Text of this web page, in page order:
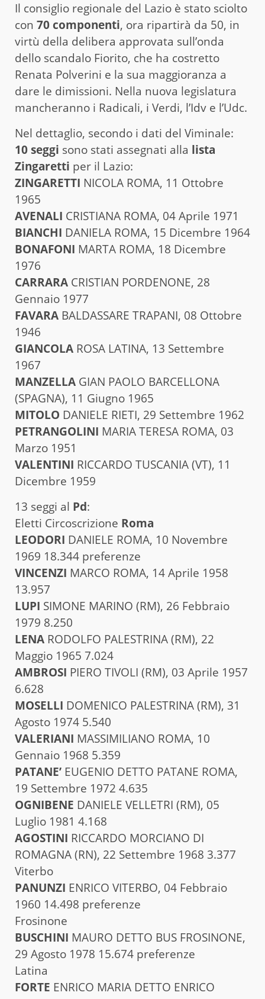
Il consiglio regionale del Lazio è stato sciolto
con 70 componenti, ora ripartirà da 50, in
virtù della delibera approvata sull’onda
dello scandalo Fiorito, che ha costretto
Renata Polverini e la sua maggioranza a
dare le dimissioni. Nella nuova legislatura
mancheranno i Radicali, i Verdi, l’Idv e l’Udc.
Nel dettaglio, secondo i dati del Viminale:
10 seggi sono stati assegnati alla lista
Zingaretti per il Lazio:
ZINGARETTI NICOLA ROMA, 11 Ottobre
1965
AVENALI CRISTIANA ROMA, 04 Aprile 1971
BIANCHI DANIELA ROMA, 15 Dicembre 1964
BONAFONI MARTA ROMA, 18 Dicembre
1976
CARRARA CRISTIAN PORDENONE, 28
Gennaio 1977
FAVARA BALDASSARE TRAPANI, 08 Ottobre
1946
GIANCOLA ROSA LATINA, 13 Settembre
1967
MANZELLA GIAN PAOLO BARCELLONA
(SPAGNA), 11 Giugno 1965
MITOLO DANIELE RIETI, 29 Settembre 1962
PETRANGOLINI MARIA TERESA ROMA, 03
Marzo 1951
VALENTINI RICCARDO TUSCANIA (VT), 11
Dicembre 1959
13 seggi al Pd:
Eletti Circoscrizione Roma
LEODORI DANIELE ROMA, 10 Novembre
1969 18.344 preferenze
VINCENZI MARCO ROMA, 14 Aprile 1958
13.957
LUPI SIMONE MARINO (RM), 26 Febbraio
1979 8.250
LENA RODOLFO PALESTRINA (RM), 22
Maggio 1965 7.024
AMBROSI PIERO TIVOLI (RM), 03 Aprile 1957
6.628
MOSELLI DOMENICO PALESTRINA (RM), 31
Agosto 1974 5.540
VALERIANI MASSIMILIANO ROMA, 10
Gennaio 1968 5.359
PATANE’ EUGENIO DETTO PATANE ROMA,
19 Settembre 1972 4.635
OGNIBENE DANIELE VELLETRI (RM), 05
Luglio 1981 4.168
AGOSTINI RICCARDO MORCIANO DI
ROMAGNA (RN), 22 Settembre 1968 3.377
Viterbo
PANUNZI ENRICO VITERBO, 04 Febbraio
1960 14.498 preferenze
Frosinone
BUSCHINI MAURO DETTO BUS FROSINONE,
29 Agosto 1978 15.674 preferenze
Latina
FORTE ENRICO MARIA DETTO ENRICO